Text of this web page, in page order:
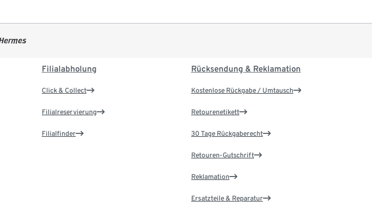
Filialabholung
Click & Collect
Filialreservierung
Filialfinder
Rücksendung & Reklamation
Kostenlose Rückgabe / Umtausch
Retourenetikett
30 Tage Rückgaberecht
Retouren-Gutschrift
Reklamation
Ersatzteile & Reparatur